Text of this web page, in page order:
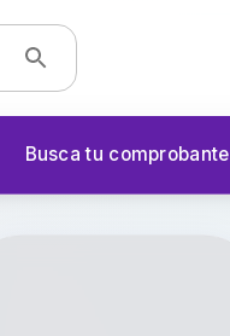
Busca tu comprobante